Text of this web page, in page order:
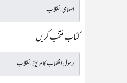
کتاب منتخب کریں